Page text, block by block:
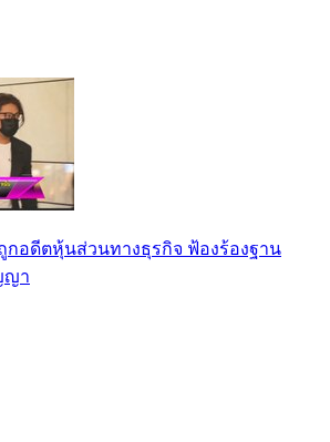
กอดีตหุ้นส่วนทางธุรกิจ ฟ้องร้องฐาน
ญา